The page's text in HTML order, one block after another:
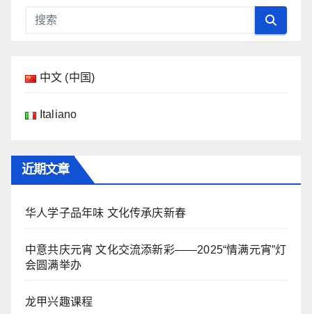
中文 (中国)
Italiano
近期文章
华人学子品年味 文化传承庆新春
中意共庆元宵 文化交流添新彩——2025“情满元宵”灯
会圆满举办
龙甲兴趣课程